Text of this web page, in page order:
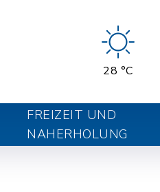
28 °C
FREIZEIT UND
NAHERHOLUNG